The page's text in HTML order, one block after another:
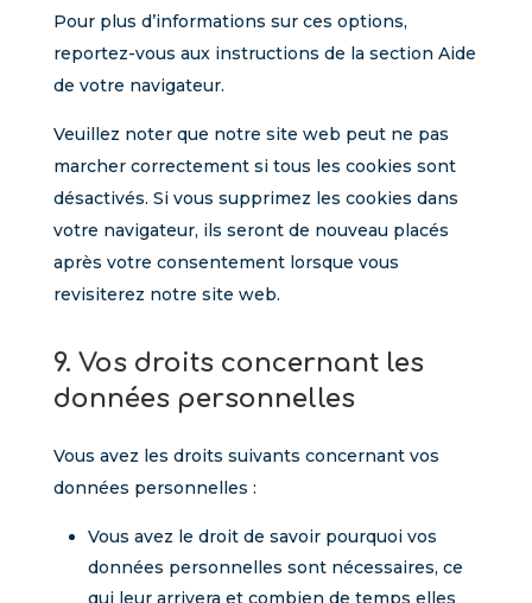
Pour plus d’informations sur ces options,
reportez-vous aux instructions de la section Aide
de votre navigateur.
Veuillez noter que notre site web peut ne pas
marcher correctement si tous les cookies sont
désactivés. Si vous supprimez les cookies dans
votre navigateur, ils seront de nouveau placés
après votre consentement lorsque vous
revisiterez notre site web.
9. Vos droits concernant les
données personnelles
Vous avez les droits suivants concernant vos
données personnelles :
Vous avez le droit de savoir pourquoi vos
données personnelles sont nécessaires, ce
qui leur arrivera et combien de temps elles